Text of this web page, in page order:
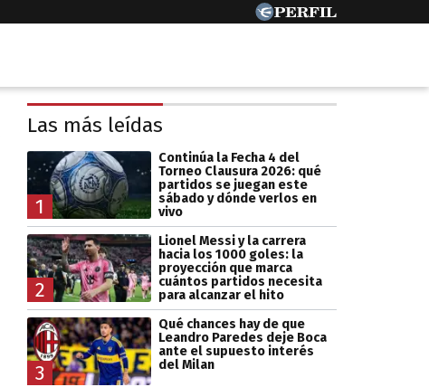
Las más leídas
1
Continúa la Fecha 4 del
Torneo Clausura 2026: qué
partidos se juegan este
sábado y dónde verlos en
vivo
2
Lionel Messi y la carrera
hacia los 1000 goles: la
proyección que marca
cuántos partidos necesita
para alcanzar el hito
3
Qué chances hay de que
Leandro Paredes deje Boca
ante el supuesto interés
del Milan